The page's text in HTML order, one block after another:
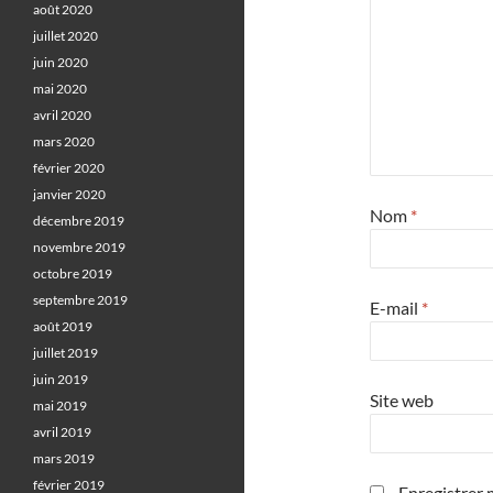
Nom *
E-mail *
Site web
août 2020
juillet 2020
juin 2020
mai 2020
avril 2020
mars 2020
février 2020
janvier 2020
décembre 2019
novembre 2019
octobre 2019
septembre 2019
août 2019
juillet 2019
juin 2019
mai 2019
avril 2019
mars 2019
février 2019